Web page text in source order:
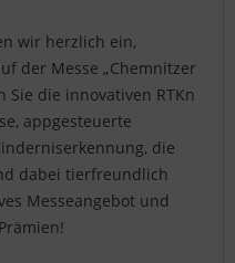
wir herzlich ein,
der Messe „Chemnitzer
Sie die innovativen RTKn
appgesteuerte
die
dabei tierfreundlich
Messeangebot und